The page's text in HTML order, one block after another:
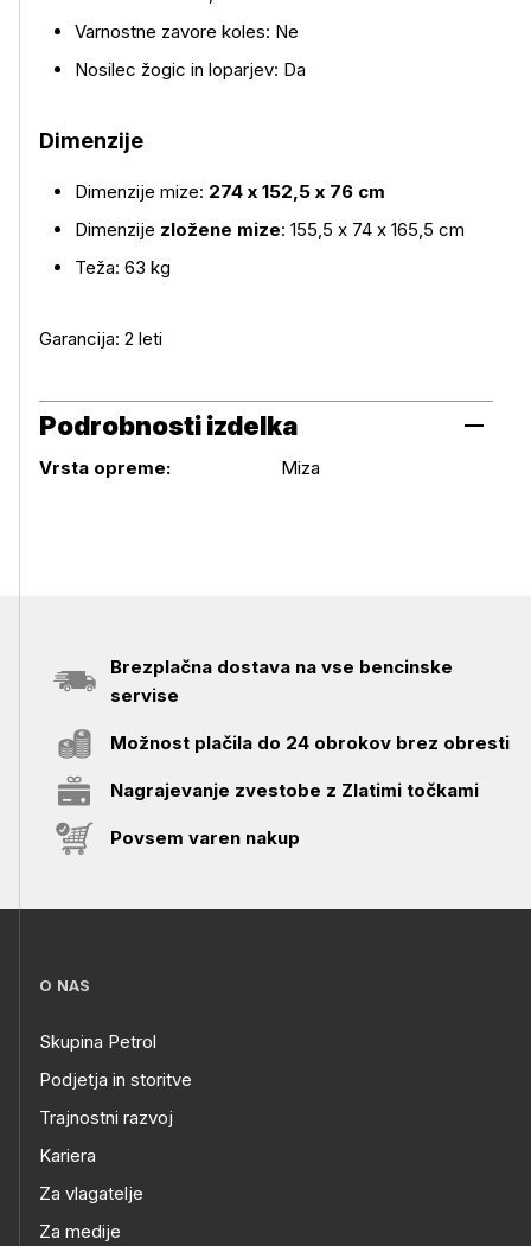
Varnostne zavore koles: Ne
Nosilec žogic in loparjev: Da
Dimenzije
Dimenzije mize: 274 x 152,5 x 76 cm
Dimenzije zložene mize: 155,5 x 74 x 165,5 cm
Teža: 63 kg
Garancija: 2 leti
Podrobnosti izdelka
Podrobnosti izdelka
Vrsta opreme: Miza
Brezplačna dostava na vse bencinske
servise
Možnost plačila do 24 obrokov brez obresti
Nagrajevanje zvestobe z Zlatimi točkami
Povsem varen nakup
O NAS
Skupina Petrol
Podjetja in storitve
Trajnostni razvoj
Kariera
Za vlagatelje
Za medije